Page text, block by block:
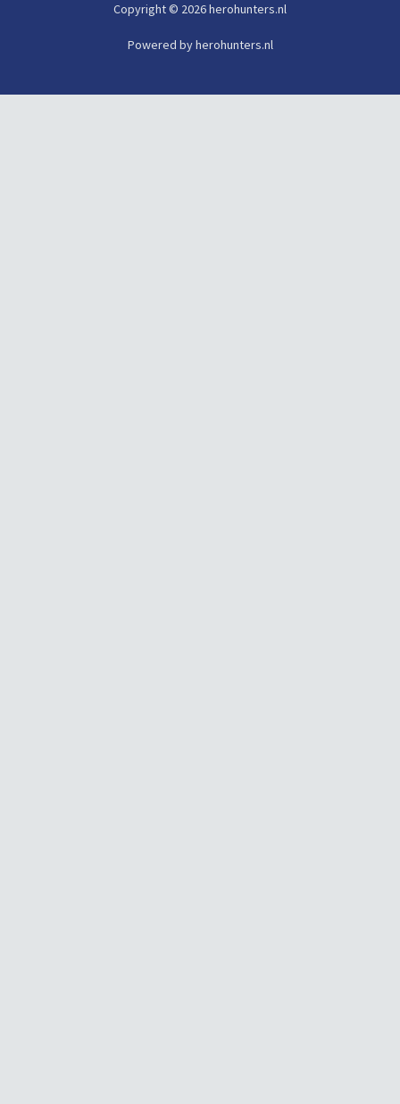
Copyright © 2026 herohunters.nl
Powered by herohunters.nl